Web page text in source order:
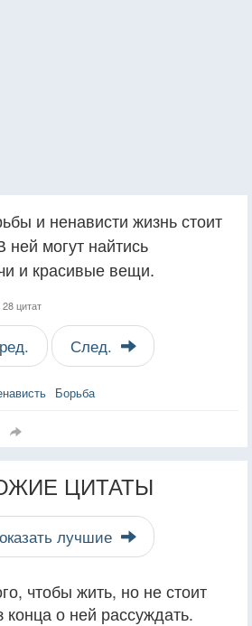
и ненависти жизнь стоит
ней могут найтись
и красивые вещи.
28 цитат
След.
Борьба
ЦИТАТЫ
лучшие
чтобы жить, но не стоит
конца о ней рассуждать.